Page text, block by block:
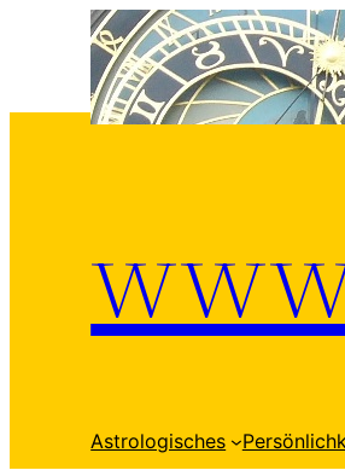
springen
Astrologisches